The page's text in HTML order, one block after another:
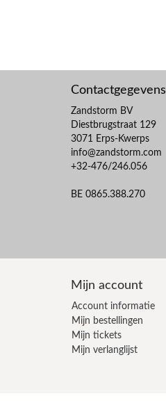
Contactgegevens
Zandstorm BV
Diestbrugstraat 129
3071 Erps-Kwerps
info@zandstorm.com
+32-476/246.056
BE 0865.388.270
Mijn account
Account informatie
Mijn bestellingen
Mijn tickets
Mijn verlanglijst